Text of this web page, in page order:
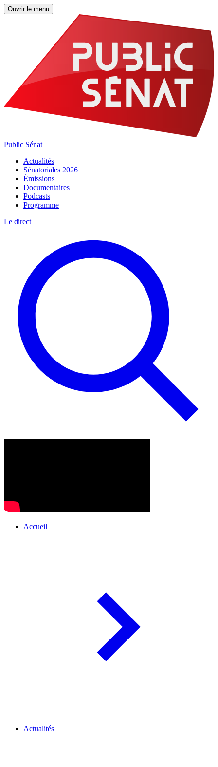
Ouvrir le menu
Public Sénat
Actualités
Sénatoriales 2026
Émissions
Documentaires
Podcasts
Programme
Le direct
Accueil
Actualités